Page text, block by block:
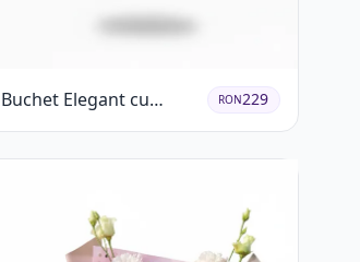
Buchet Elegant cu
Garoafe Albe și Eucalipt
RON229